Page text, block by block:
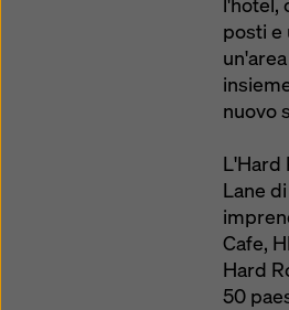
posti e
nuovo
L'Hard
Lane
Cafe,
Hard
50